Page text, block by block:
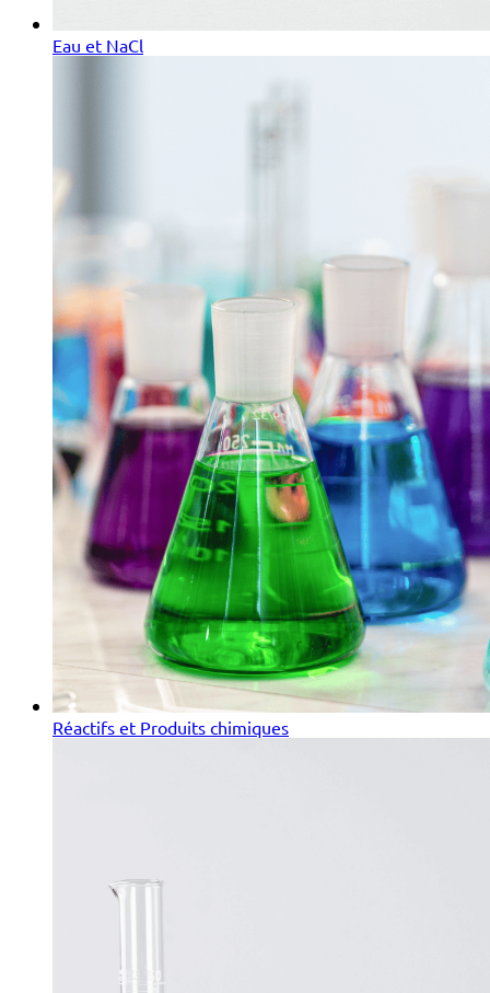
Eau et NaCl
Réactifs et Produits chimiques